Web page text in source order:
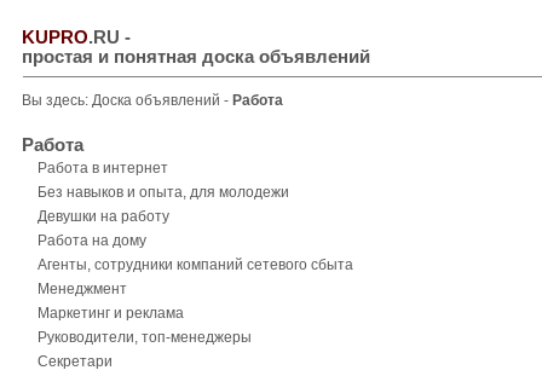
KUPRO.RU -
простая и понятная доска объявлений
Вы здесь: Доска объявлений - Работа
Работа
Работа в интернет
Без навыков и опыта, для молодежи
Девушки на работу
Работа на дому
Агенты, сотрудники компаний сетевого сбыта
Менеджмент
Маркетинг и реклама
Руководители, топ-менеджеры
Секретари